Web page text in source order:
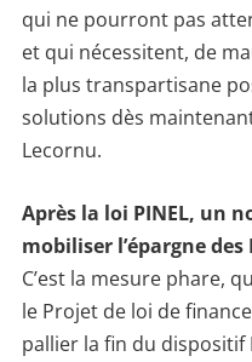
qui ne pourront pas
et qui nécessitent, de
la plus transpartisane
solutions dès
Lecornu.
Après la loi PINEL, un
mobiliser l’épargne des
C’est la mesure phare,
le Projet de loi de
pallier la fin du dispositif